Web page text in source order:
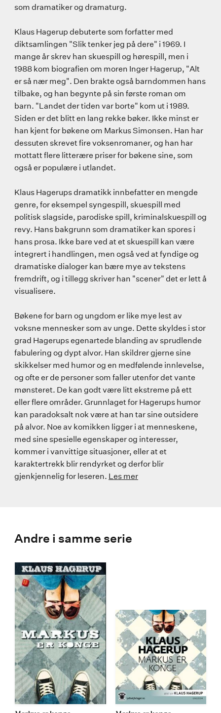
som dramatiker og dramaturg.
Klaus Hagerup debuterte som forfatter med
diktsamlingen "Slik tenker jeg på dere" i 1969. I
mange år skrev han skuespill og hørespill, men i
1988 kom biografien om moren Inger Hagerup, "Alt
er så nær meg". Den brakte også barndommen hans
tilbake, og han begynte på sin første roman om
barn. "Landet der tiden var borte" kom ut i 1989.
Siden er det blitt en lang rekke bøker. Ikke minst er
han kjent for bøkene om Markus Simonsen. Han har
dessuten skrevet fire voksenromaner, og han har
mottatt flere litterære priser for bøkene sine, som
også er populære i utlandet.
Klaus Hagerups dramatikk innbefatter en mengde
genre, for eksempel syngespill, skuespill med
politisk slagside, parodiske spill, kriminalskuespill og
revy. Hans bakgrunn som dramatiker kan spores i
hans prosa. Ikke bare ved at et skuespill kan være
integrert i handlingen, men også ved at fyndige og
dramatiske dialoger kan bære mye av tekstens
fremdrift, og i tillegg skriver han "scener" det er lett å
visualisere.
Bøkene for barn og ungdom er like mye lest av
voksne mennesker som av unge. Dette skyldes i stor
grad Hagerups egenartede blanding av sprudlende
fabulering og dypt alvor. Han skildrer gjerne sine
skikkelser med humor og en medfølende innlevelse,
og ofte er de personer som faller utenfor det vante
mønsteret. De kan godt være litt ekstreme på ett
eller flere områder. Grunnlaget for Hagerups humor
kan paradoksalt nok være at han tar sine outsidere
på alvor. Noe av komikken ligger i at menneskene,
med sine spesielle egenskaper og interesser,
kommer i vanvittige situasjoner, eller at et
karaktertrekk blir rendyrket og derfor blir
gjenkjennelig for leseren. Les mer
Andre i samme serie